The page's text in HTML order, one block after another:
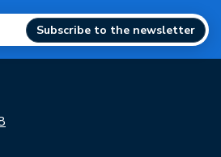
Subscribe to the newsletter